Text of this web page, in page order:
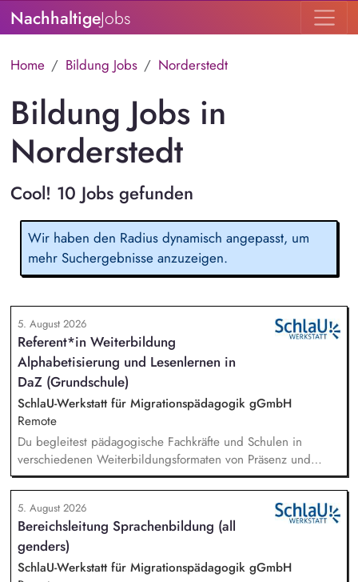
NachhaltigeJobs
Home Bildung Jobs Norderstedt
Bildung Jobs in
Norderstedt
Cool! 10 Jobs gefunden
Wir haben den Radius dynamisch angepasst, um
mehr Suchergebnisse anzuzeigen.
5. August 2026
Referent*in Weiterbildung
Alphabetisierung und Lesenlernen in
DaZ (Grundschule)
SchlaU-Werkstatt für Migrationspädagogik gGmbH
Remote
Du begleitest pädagogische Fachkräfte und Schulen in
verschiedenen Weiterbildungsformaten von Präsenz und
Online-Workshops bis hin zu pädogischen Tagen und erstellst
Online-Selbstlernkurse für unsere Plattform schlau-lernen.org.
Die inhaltlichen Schwerpunkte liegen dabei auf den
Bereichen Lesen lernen, Mehrsprachigkeitsbewusstsein und
Alphabetisierung in der Grundschule.
5. August 2026
Bereichsleitung Sprachenbildung (all
genders)
SchlaU-Werkstatt für Migrationspädagogik gGmbH